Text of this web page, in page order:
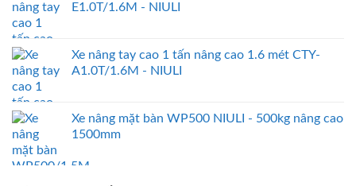
E1.0T/1.6M - NIULI
Xe nâng tay cao 1 tấn nâng cao 1.6 mét CTY-
A1.0T/1.6M - NIULI
Xe nâng mặt bàn WP500 NIULI - 500kg nâng cao
1500mm